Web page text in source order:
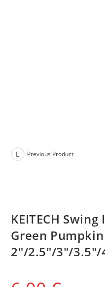
Previous Product
KEITECH
Green
2″/2.5″/3″/3.5″/